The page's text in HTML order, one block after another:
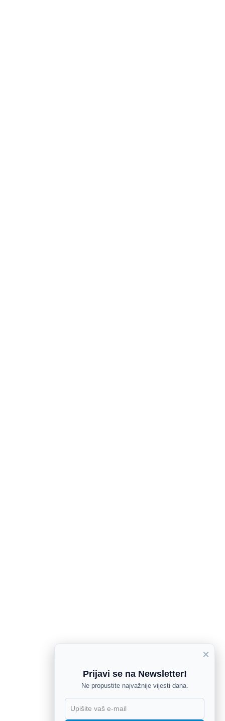
×
Prijavi se na Newsletter!
Ne propustite najvažnije vijesti dana.